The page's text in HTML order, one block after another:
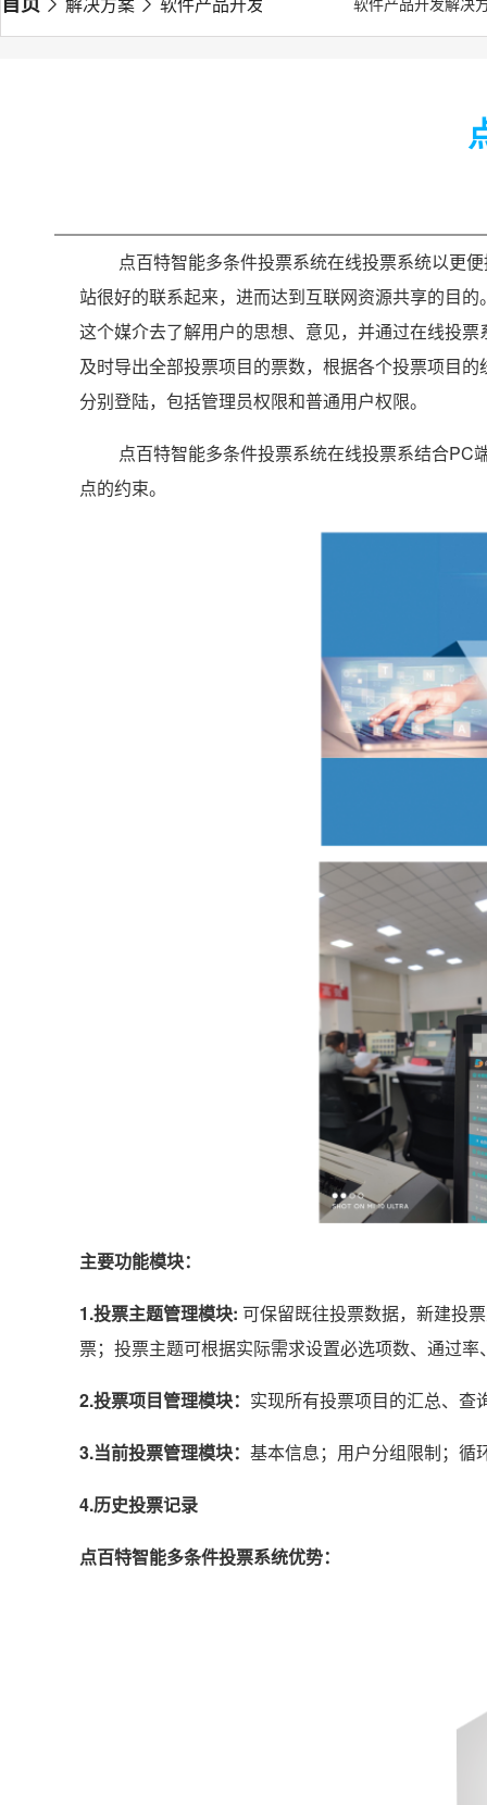
点百特智能多条件投票系统在线投票系统以更
站很好的联系起来，进而达到互联网资源共享的目
这个媒介去了解用户的思想、意见，并通过在线投
及时导出全部投票项目的票数，根据各个投票项目
分别登陆，包括管理员权限和普通用户权限。
点百特智能多条件投票系统在线投票系结合
点的约束。
主要功能模块：
1.投票主题管理模块: 可保留既往投票数据，新建投
票；投票主题可根据实际需求设置必选项数、通过率
2.投票项目管理模块： 实现所有投票项目的汇总、查
3.当前投票管理模块： 基本信息；用户分组限制；循
4.历史投票记录
点百特智能多条件投票系统优势：